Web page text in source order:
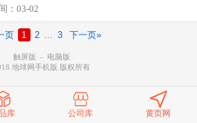
商、五金产品经销商、五金产品供应商、五
产..
：03-02
页 1 2 3 下一页»
触屏版 - 电脑版
地球网手机版 版权所有
库 公司库 黄页网